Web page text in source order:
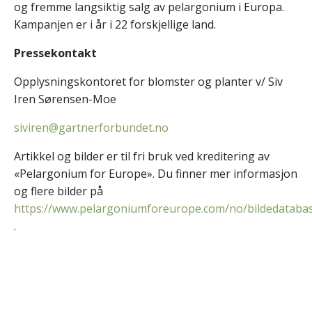
og fremme langsiktig salg av pelargonium i Europa.
Kampanjen er i år i 22 forskjellige land.
Pressekontakt
Opplysningskontoret for blomster og planter v/ Siv
Iren Sørensen-Moe
siviren@gartnerforbundet.no
Artikkel og bilder er til fri bruk ved kreditering av
«Pelargonium for Europe». Du finner mer informasjon
og flere bilder på
https://www.pelargoniumforeurope.com/no/
.